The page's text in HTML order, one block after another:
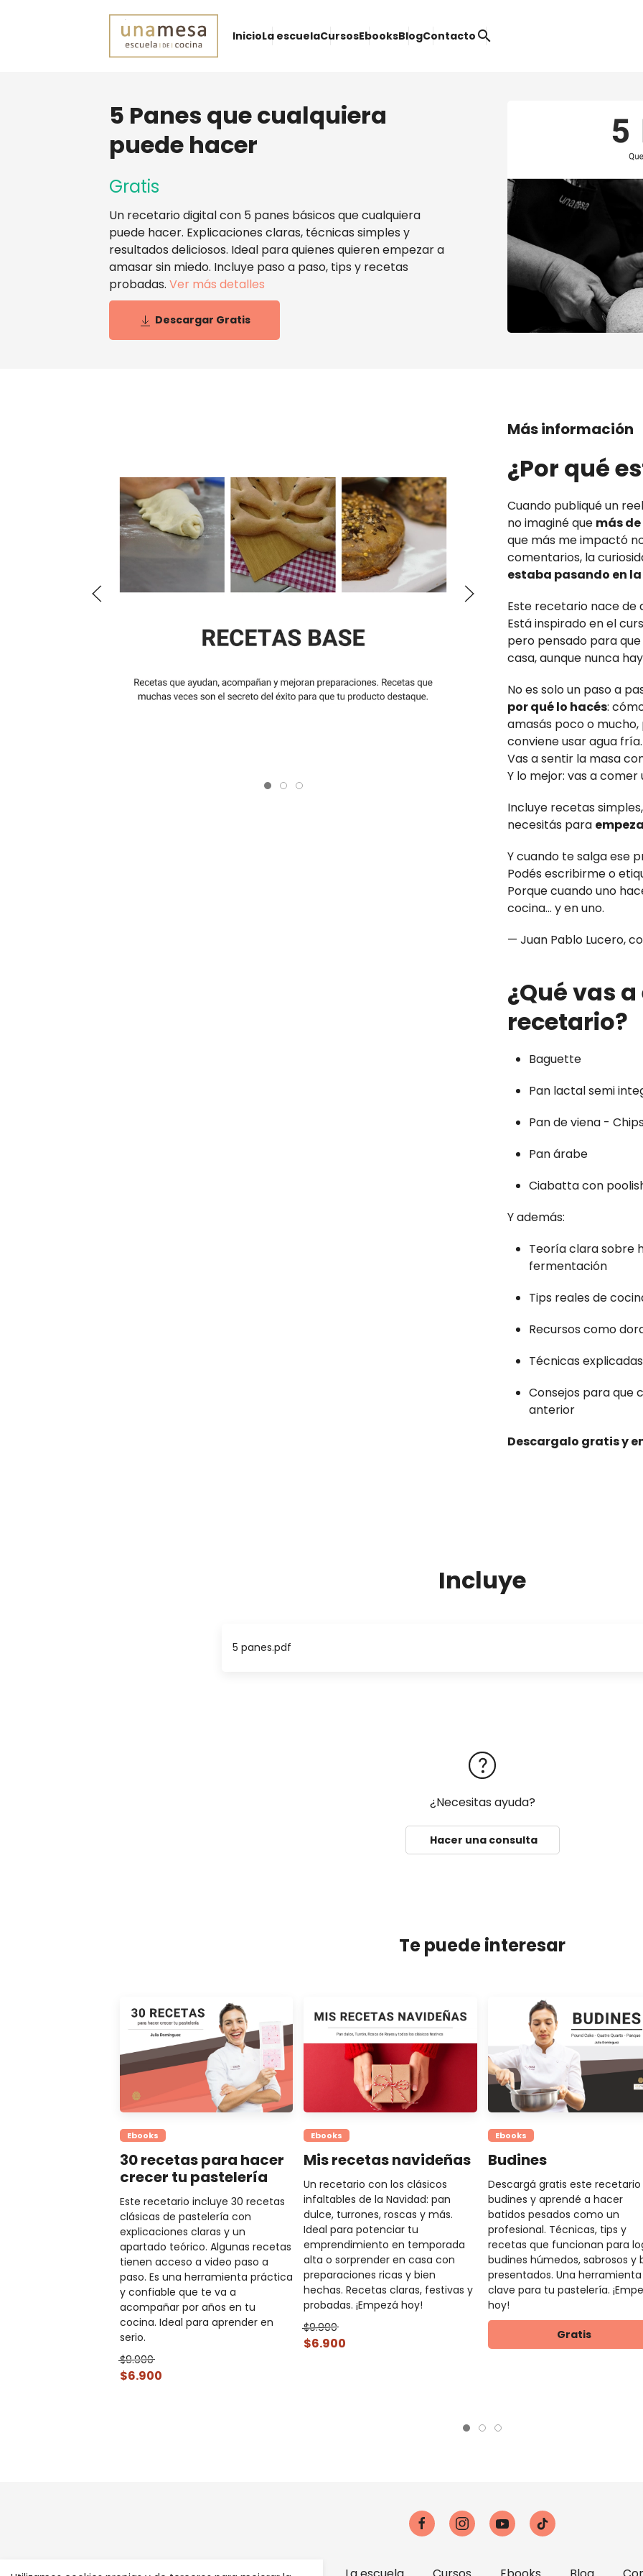
InicioLa escuelaCursosEbooksBlogContacto search
5 Panes que cualquiera
puede hacer
Gratis
Un recetario digital con 5 panes básicos que cualquiera
puede hacer. Explicaciones claras, técnicas simples y
resultados deliciosos. Ideal para quienes quieren empezar a
amasar sin miedo. Incluye paso a paso, tips y recetas
probadas.Ver más detalles
Descargar Gratis
Más información
¿Por qué
Cuando publiqué un
no imaginé que más
que más me impactó
comentarios, la
estaba pasando en
Este recetario nace de
Está inspirado en el
pero pensado para que
casa, aunque nunca
No es solo un paso a
por qué lo hacés:
amasás poco o
conviene usar agua fría.
Vas a sentir la masa
Y lo mejor: vas a
Incluye recetas
necesitás para
Y cuando te salga ese
Podés escribirme o
Porque cuando uno
cocina... y en uno.
— Juan Pablo Lucero,
¿Qué vas
recetario?
Baguette
Pan lactal semi
Pan de viena -
Pan árabe
Ciabatta con
Y además:
Teoría clara sobre
fermentación
Tips reales de
Recursos como
Técnicas
Consejos para que
anterior
Descargalo gratis y
Incluye
5 panes.pdf
¿Necesitas ayuda?
Hacer una consulta
Te puede interesar
Ebooks
30 recetas para hacer
crecer tu pastelería
Este recetario incluye 30 recetas
clásicas de pastelería con
explicaciones claras y un
apartado teórico. Algunas recetas
tienen acceso a video paso a
paso. Es una herramienta práctica
y confiable que te va a
acompañar por años en tu
cocina. Ideal para aprender en
serio.
$9.900
$6.900
Ebooks
Mis recetas navideñas
Un recetario con los clásicos
infaltables de la Navidad: pan
dulce, turrones, roscas y más.
Ideal para potenciar tu
emprendimiento en temporada
alta o sorprender en casa con
preparaciones ricas y bien
hechas. Recetas claras, festivas y
probadas. ¡Empezá hoy!
$9.900
$6.900
Ebooks
Budines
Descargá gratis este recetario
budines y aprendé a hacer
batidos pesados como un
profesional. Técnicas, tips y
recetas que funcionan para
budines húmedos, sabrosos y
presentados. Una herramienta
clave para tu pastelería.
hoy!
Gratis